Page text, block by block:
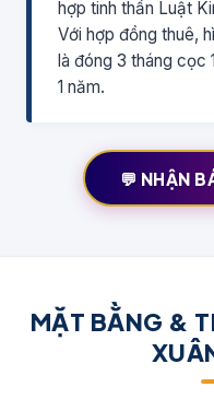
hợp tinh thần Luật
Với hợp đồng thuê,
là đóng 3 tháng cọc
1 năm.
💬 NHẬN
MẶT BẰNG &